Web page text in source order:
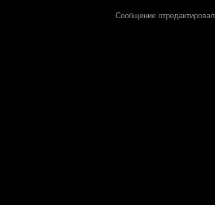
Сообщение отредактировал